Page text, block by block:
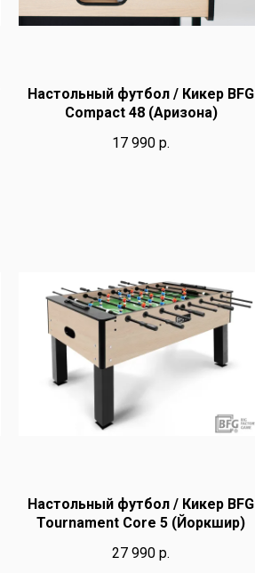
Настольный футбол / Кикер BFG
Compact 48 (Аризона)
17 990 р.
Настольный футбол / Кикер BFG
Tournament Core 5 (Йоркшир)
27 990 р.